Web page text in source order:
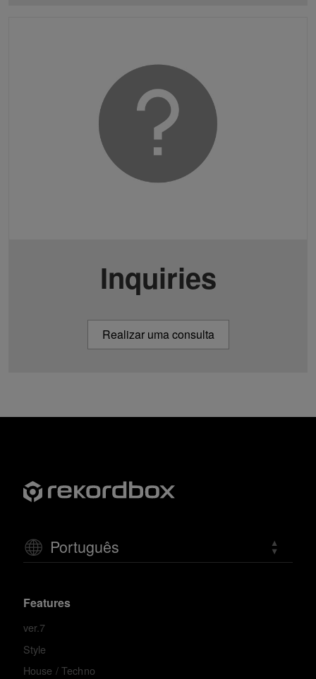
Inquiries
Realizar uma consulta
Português
Features
ver.7
Style
House / Techno